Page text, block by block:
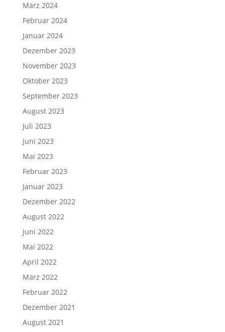
März 2024
Februar 2024
Januar 2024
Dezember 2023
November 2023
Oktober 2023
September 2023
August 2023
Juli 2023
Juni 2023
Mai 2023
Februar 2023
Januar 2023
Dezember 2022
August 2022
Juni 2022
Mai 2022
April 2022
März 2022
Februar 2022
Dezember 2021
August 2021